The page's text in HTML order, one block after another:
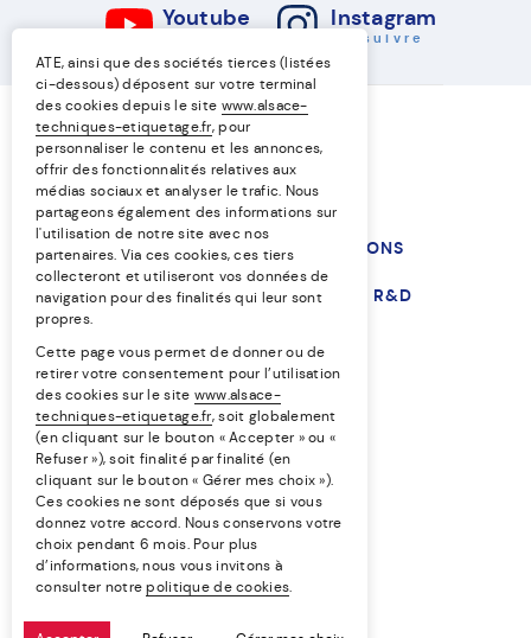
Youtube Instagram
+ suivre
NOS TECHNIQUES NOS SOLUTIONS
NOS MARCHÉS L’ENTREPRISE R&D
FR
EN
Égalité professionnelle
Politique de confidentialité
Politique des cookies
Mentions légales
ATE, ainsi que des sociétés tierces (listées
ci-dessous) déposent sur votre terminal
des cookies depuis le site www.alsace-
techniques-etiquetage.fr, pour
personnaliser le contenu et les annonces,
offrir des fonctionnalités relatives aux
médias sociaux et analyser le trafic. Nous
partageons également des informations sur
l'utilisation de notre site avec nos
partenaires. Via ces cookies, ces tiers
collecteront et utiliseront vos données de
navigation pour des finalités qui leur sont
propres.
Cette page vous permet de donner ou de
retirer votre consentement pour l’utilisation
des cookies sur le site www.alsace-
techniques-etiquetage.fr, soit globalement
(en cliquant sur le bouton « Accepter » ou «
Refuser »), soit finalité par finalité (en
cliquant sur le bouton « Gérer mes choix »).
Ces cookies ne sont déposés que si vous
donnez votre accord. Nous conservons votre
choix pendant 6 mois. Pour plus
d’informations, nous vous invitons à
consulter notrepolitique de cookies.